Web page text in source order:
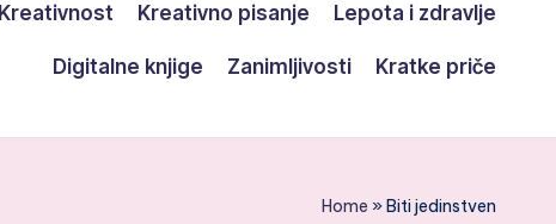
Kreativnost Kreativno pisanje Lepota i zdravlje
Digitalne knjige Zanimljivosti Kratke priče
Home »Biti jedinstven